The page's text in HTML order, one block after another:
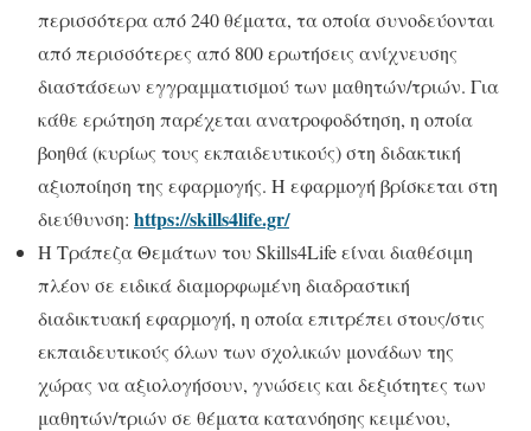
περισσότερα από 240 θέματα, τα οποία συνοδεύονται
από περισσότερες από 800 ερωτήσεις ανίχνευσης
διαστάσεων εγγραμματισμού των μαθητών/τριών. Για
κάθε ερώτηση παρέχεται ανατροφοδότηση, η οποία
βοηθά (κυρίως τους εκπαιδευτικούς) στη διδακτική
αξιοποίηση της εφαρμογής. Η εφαρμογή βρίσκεται στη
διεύθυνση: https://skills4life.gr/
Η Τράπεζα Θεμάτων του Skills4Life είναι διαθέσιμη
πλέον σε ειδικά διαμορφωμένη διαδραστική
διαδικτυακή εφαρμογή, η οποία επιτρέπει στους/στις
εκπαιδευτικούς όλων των σχολικών μονάδων της
χώρας να αξιολογήσουν, γνώσεις και δεξιότητες των
μαθητών/τριών σε θέματα κατανόησης κειμένου,